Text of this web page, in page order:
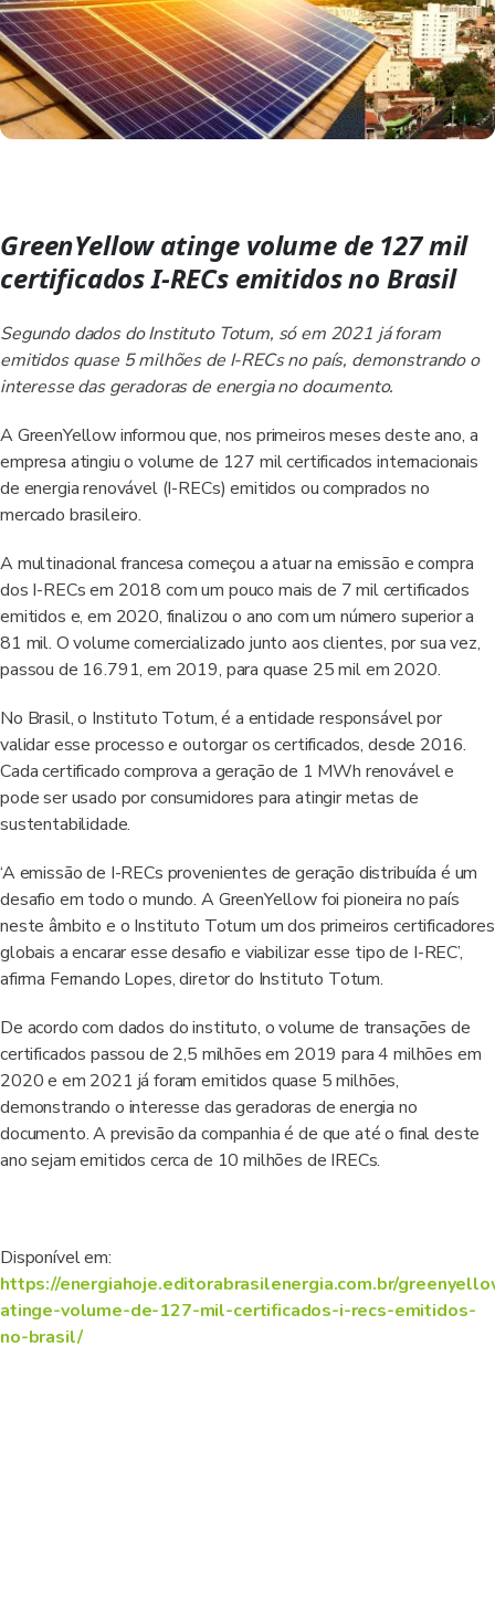
GreenYellow atinge volume de 127 mil
certificados I-RECs emitidos no Brasil
Segundo dados do Instituto Totum, só em 2021 já foram
emitidos quase 5 milhões de I-RECs no país, demonstrando o
interesse das geradoras de energia no documento.
A GreenYellow informou que, nos primeiros meses deste ano, a
empresa atingiu o volume de 127 mil certificados internacionais
de energia renovável (I-RECs) emitidos ou comprados no
mercado brasileiro.
A multinacional francesa começou a atuar na emissão e compra
dos I-RECs em 2018 com um pouco mais de 7 mil certificados
emitidos e, em 2020, finalizou o ano com um número superior a
81 mil. O volume comercializado junto aos clientes, por sua vez,
passou de 16.791, em 2019, para quase 25 mil em 2020.
No Brasil, o Instituto Totum, é a entidade responsável por
validar esse processo e outorgar os certificados, desde 2016.
Cada certificado comprova a geração de 1 MWh renovável e
pode ser usado por consumidores para atingir metas de
sustentabilidade.
‘A emissão de I-RECs provenientes de geração distribuída é um
desafio em todo o mundo. A GreenYellow foi pioneira no país
neste âmbito e o Instituto Totum um dos primeiros certificadores
globais a encarar esse desafio e viabilizar esse tipo de I-REC’,
afirma Fernando Lopes, diretor do Instituto Totum.
De acordo com dados do instituto, o volume de transações de
certificados passou de 2,5 milhões em 2019 para 4 milhões em
2020 e em 2021 já foram emitidos quase 5 milhões,
demonstrando o interesse das geradoras de energia no
documento. A previsão da companhia é de que até o final deste
ano sejam emitidos cerca de 10 milhões de IRECs.
Disponível em:
https://energiahoje.editorabrasilenergia.com.br/
atinge-volume-de-127-mil-certificados-i-recs-emitidos-
no-brasil/